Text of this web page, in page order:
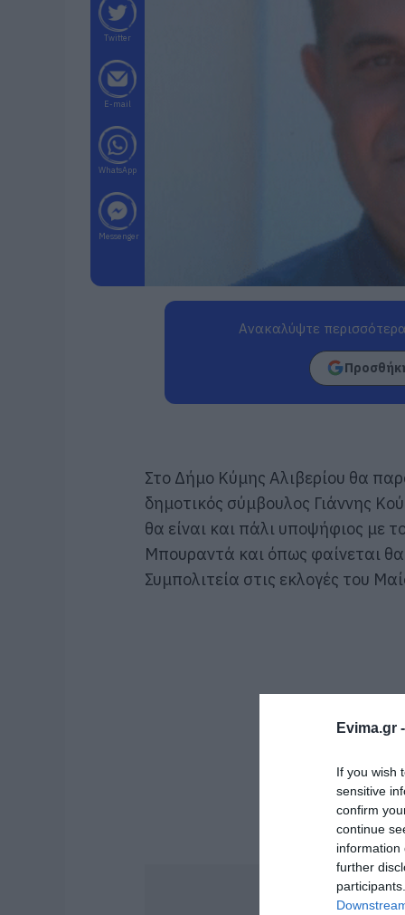
Evima.gr -
If you wish
sensitive
confirm
continue
information
further
Twitter
E-mail
WhatsApp
Messenger
Ανακαλύψτε
Στο Δήμο Κύμης Αλιβερίου θα
δημοτικός σύμβουλος Γιάννης
θα είναι και πάλι υποψήφιος με
Μπουραντά και όπως φαίνεται θα
Συμπολιτεία στις εκλογές του